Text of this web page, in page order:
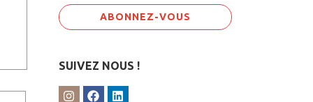
SUIVEZ NOUS !